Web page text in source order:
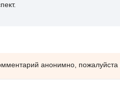
анонимно, пожалуйста